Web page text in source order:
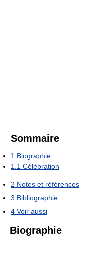
Sommaire
1 Biographie
1.1 Célébration
2 Notes et références
3 Bibliographie
4 Voir aussi
Biographie